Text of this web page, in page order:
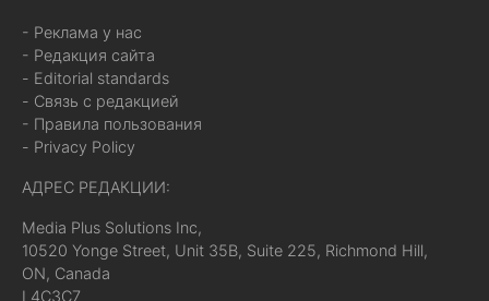
- Реклама у нас
- Редакция сайта
- Editorial standards
- Связь с редакцией
- Правила пользования
- Privacy Policy
АДРЕС РЕДАКЦИИ:
Media Plus Solutions Inc,
10520 Yonge Street, Unit 35B, Suite 225, Richmond Hill,
ON, Canada
L4C3C7